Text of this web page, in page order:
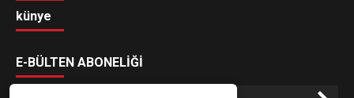
künye
E-BÜLTEN ABONELİĞİ